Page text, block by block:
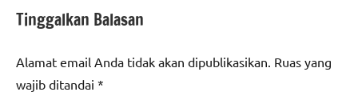
Tinggalkan Balasan
Alamat email Anda tidak akan dipublikasikan. Ruas yang
wajib ditandai *